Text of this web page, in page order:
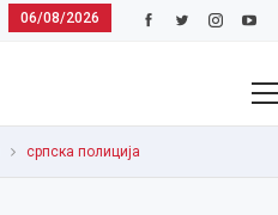
06/08/2026
српска полиција